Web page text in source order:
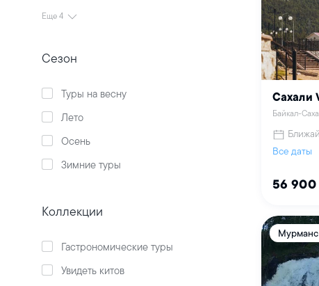
Еще 4
Сезон
Туры на весну
Лето
Осень
Зимние туры
Коллекции
Гастрономические туры
Увидеть китов
Сахали
Байкал-
Все даты
56 900